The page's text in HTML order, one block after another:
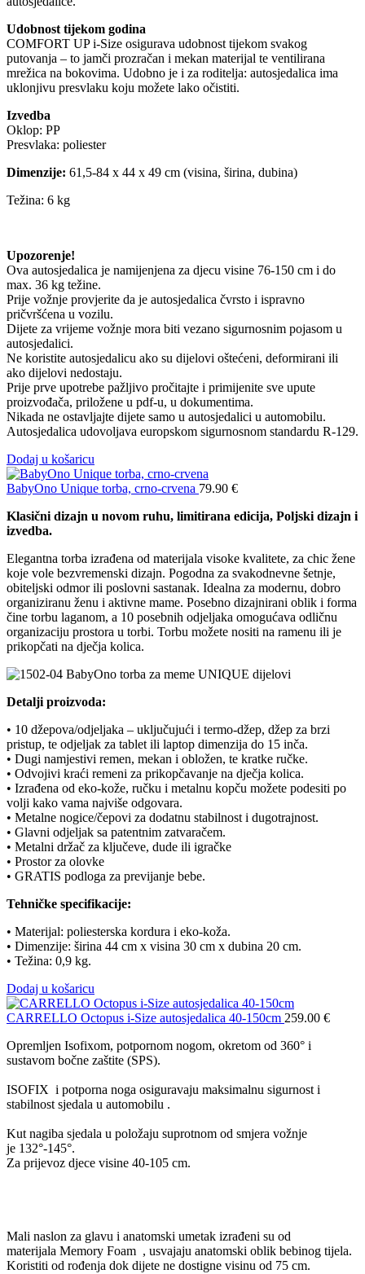
Udobnost tijekom godina
COMFORT UP i-Size osigurava udobnost tijekom svakog
putovanja – to jamči prozračan i mekan materijal te ventilirana
mrežica na bokovima. Udobno je i za roditelja: autosjedalica ima
uklonjivu presvlaku koju možete lako očistiti.
Izvedba
Oklop: PP
Presvlaka: poliester
Dimenzije: 61,5-84 x 44 x 49 cm (visina, širina, dubina)
Težina: 6 kg
Upozorenje!
Ova autosjedalica je namijenjena za djecu visine 76-150 cm i do
max. 36 kg težine.
Prije vožnje provjerite da je autosjedalica čvrsto i ispravno
pričvršćena u vozilu.
Dijete za vrijeme vožnje mora biti vezano sigurnosnim pojasom u
autosjedalici.
Ne koristite autosjedalicu ako su dijelovi oštećeni, deformirani ili
ako dijelovi nedostaju.
Prije prve upotrebe pažljivo pročitajte i primijenite sve upute
proizvođača, priložene u pdf-u, u dokumentima.
Nikada ne ostavljajte dijete samo u autosjedalici u automobilu.
Autosjedalica udovoljava europskom sigurnosnom standardu R-129.
Dodaj u košaricu
BabyOno Unique torba, crno-crvena 79.90 €
Klasični dizajn u novom ruhu, limitirana edicija, Poljski dizajn i
izvedba.
Elegantna torba izrađena od materijala visoke kvalitete, za chic žene
koje vole bezvremenski dizajn. Pogodna za svakodnevne šetnje,
obiteljski odmor ili poslovni sastanak. Idealna za modernu, dobro
organiziranu ženu i aktivne mame. Posebno dizajnirani oblik i forma
čine torbu laganom, a 10 posebnih odjeljaka omogućava odličnu
organizaciju prostora u torbi. Torbu možete nositi na ramenu ili je
prikopčati na dječja kolica.
Detalji proizvoda:
• 10 džepova/odjeljaka – uključujući i termo-džep, džep za brzi
pristup, te odjeljak za tablet ili laptop dimenzija do 15 inča.
• Dugi namjestivi remen, mekan i obložen, te kratke ručke.
• Odvojivi kraći remeni za prikopčavanje na dječja kolica.
• Izrađena od eko-kože, ručku i metalnu kopču možete podesiti po
volji kako vama najviše odgovara.
• Metalne nogice/čepovi za dodatnu stabilnost i dugotrajnost.
• Glavni odjeljak sa patentnim zatvaračem.
• Metalni držač za ključeve, dude ili igračke
• Prostor za olovke
• GRATIS podloga za previjanje bebe.
Tehničke specifikacije:
• Materijal: poliesterska kordura i eko-koža.
• Dimenzije: širina 44 cm x visina 30 cm x dubina 20 cm.
• Težina: 0,9 kg.
Dodaj u košaricu
CARRELLO Octopus i-Size autosjedalica 40-150cm 259.00 €
Opremljen Isofixom, potpornom nogom, okretom od 360° i
sustavom bočne zaštite (SPS).
ISOFIX i potporna noga osiguravaju maksimalnu sigurnost i
stabilnost sjedala u automobilu .
Kut nagiba sjedala u položaju suprotnom od smjera vožnje
je 132°-145°.
Za prijevoz djece visine 40-105 cm.
Mali naslon za glavu i anatomski umetak izrađeni su od
materijala Memory Foam , usvajaju anatomski oblik bebinog tijela.
Koristiti od rođenja dok dijete ne dostigne visinu od 75 cm.